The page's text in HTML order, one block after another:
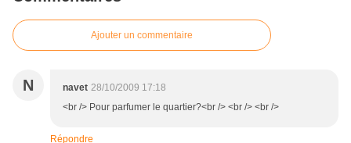
Ajouter un commentaire
N navet 28/10/2009 17:18
<br /> Pour parfumer le quartier?<br /> <br /> <br />
Répondre